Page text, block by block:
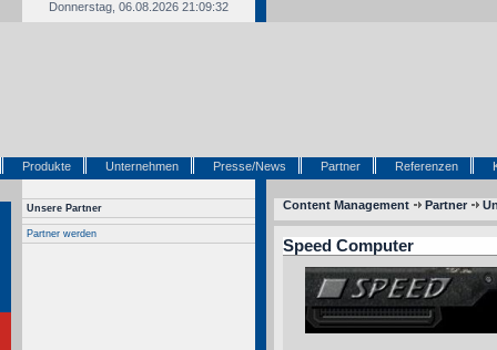
Donnerstag, 06.08.2026 21:09:32
Produkte Unternehmen Presse/News Partner Referenzen
Unsere Partner
Partner werden
Content Management Partner
Speed Computer